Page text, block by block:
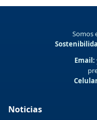
Somos
Email:
Noticias